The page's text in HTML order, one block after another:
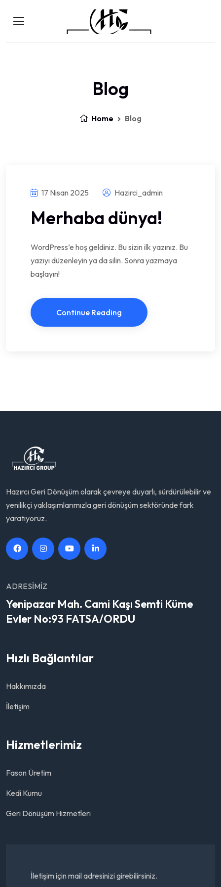
Blog
Home Blog
17 Nisan 2025 Hazirci_admin
Merhaba dünya!
WordPress’e hoş geldiniz. Bu sizin ilk yazınız. Bu
yazıyı düzenleyin ya da silin. Sonra yazmaya
başlayın!
Continue Reading
Hazırcı Geri Dönüşüm olarak çevreye duyarlı, sürdürülebilir ve
yenilikçi yaklaşımlarımızla geri dönüşüm sektöründe fark
yaratıyoruz.
ADRESIMIZ
Yenipazar Mah. Cami Kaşı Semti Küme
Evler No:93 FATSA/ORDU
Hızlı Bağlantılar
Hakkımızda
İletişim
Hizmetlerimiz
Fason Üretim
Kedi Kumu
Geri Dönüşüm Hizmetleri
İletişim için mail adresinizi girebilirsiniz.